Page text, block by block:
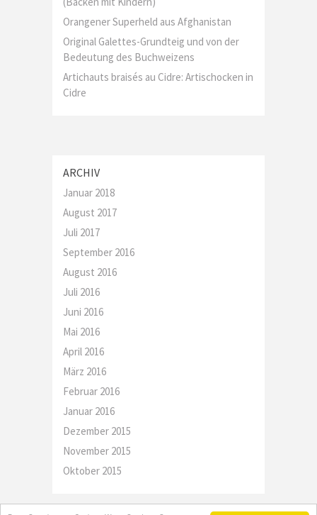
Orangener Superheld aus Afghanistan
Original Galettes-Grundteig und von der
Bedeutung des Buchweizens
Artichauts braisés au Cidre: Artischocken in
Cidre
ARCHIV
Januar 2018
August 2017
Juli 2017
September 2016
August 2016
Juli 2016
Juni 2016
Mai 2016
April 2016
März 2016
Februar 2016
Januar 2016
Dezember 2015
November 2015
Oktober 2015